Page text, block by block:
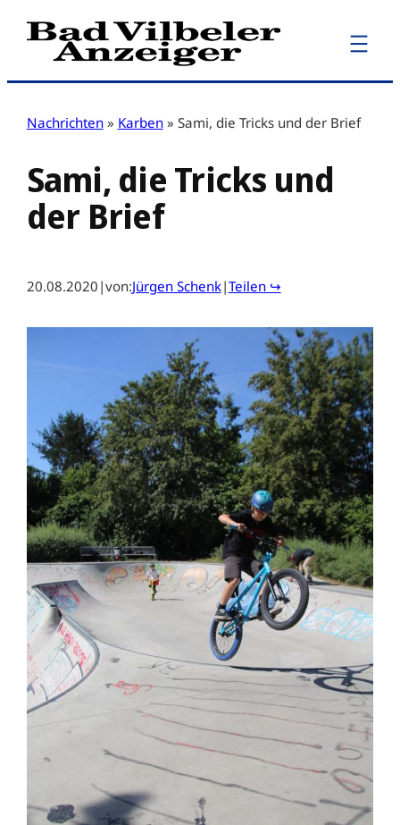
Zum
Inhalt
Nachrichten » Karben » Sami, die Tricks und der Brief
Sami, die Tricks und
der Brief
20.08.2020 |von:Jürgen Schenk|Teilen ↪